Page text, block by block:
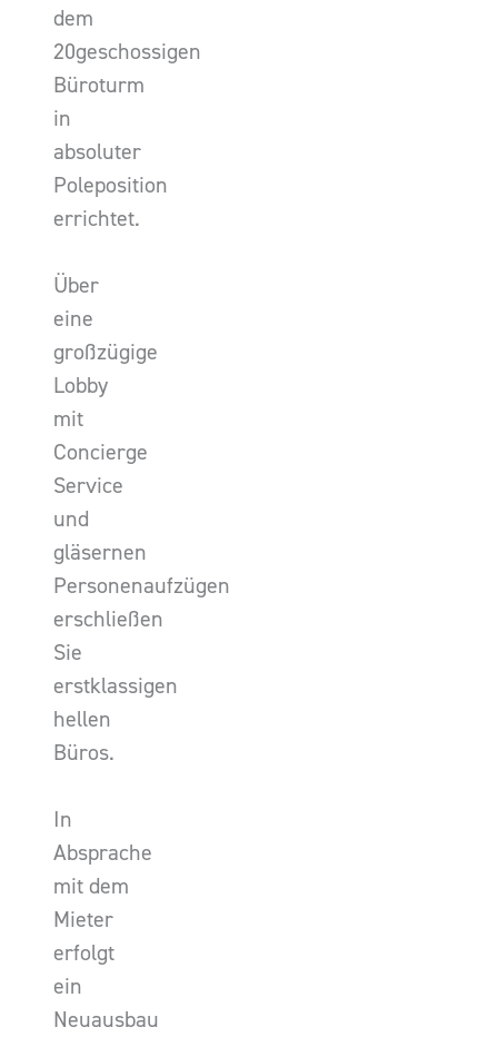
dem
20geschossigen
Büroturm
in
absoluter
Poleposition
errichtet.
Über
eine
großzügige
Lobby
mit
Concierge
Service
und
gläsernen
Personenaufzügen
erschließen
Sie
erstklassigen
hellen
Büros.
In
Absprache
mit dem
Mieter
erfolgt
ein
Neuausbau